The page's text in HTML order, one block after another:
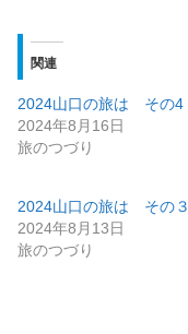
関連
2024山口の旅は その4
2024年8月16日
旅のつづり
2024山口の旅は その３
2024年8月13日
旅のつづり